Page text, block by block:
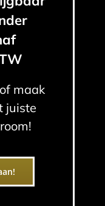
maak
juiste